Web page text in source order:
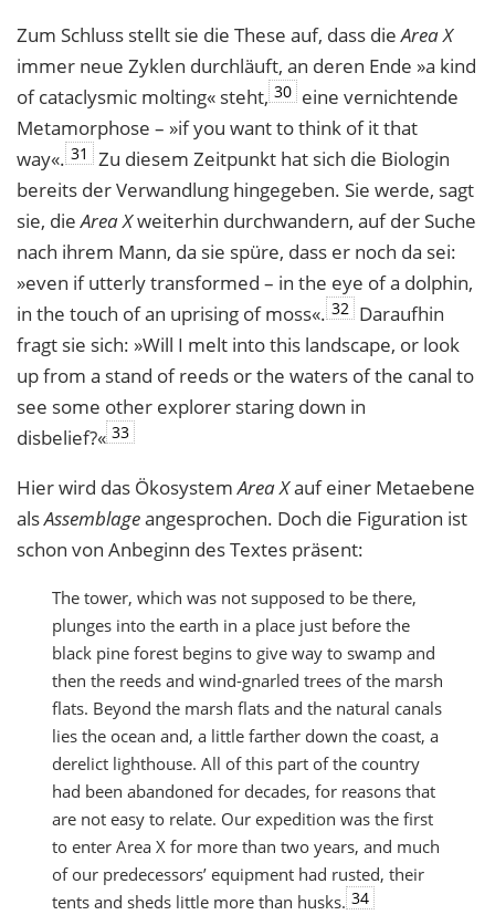
Zum Schluss stellt sie die These auf, dass dieArea X
immer neue Zyklen durchläuft, an deren Ende »a kind
of cataclysmic molting« steht, 30 eine vernichtende
Metamorphose – »if you want to think of it that
way«. 31
Zu diesem Zeitpunkt hat sich die Biologin
bereits der Verwandlung hingegeben. Sie werde, sagt
sie, dieArea Xweiterhin durchwandern, auf der Suche
nach ihrem Mann, da sie spüre, dass er noch da sei:
»even if utterly transformed – in the eye of a dolphin,
in the touch of an uprising of moss«. 32 Daraufhin
fragt sie sich: »Will I melt into this landscape, or look
up from a stand of reeds or the waters of the canal to
see some other explorer staring down in
disbelief?« 33
Hier wird das ÖkosystemArea Xauf einer Metaebene
alsAssemblageangesprochen. Doch die Figuration ist
schon von Anbeginn des Textes präsent:
The tower, which was not supposed to be there,
plunges into the earth in a place just before the
black pine forest begins to give way to swamp and
then the reeds and wind-gnarled trees of the marsh
flats. Beyond the marsh flats and the natural canals
lies the ocean and, a little farther down the coast, a
derelict lighthouse. All of this part of the country
had been abandoned for decades, for reasons that
are not easy to relate. Our expedition was the first
to enter Area X for more than two years, and much
of our predecessors’ equipment had rusted, their
tents and sheds little more than husks. 34